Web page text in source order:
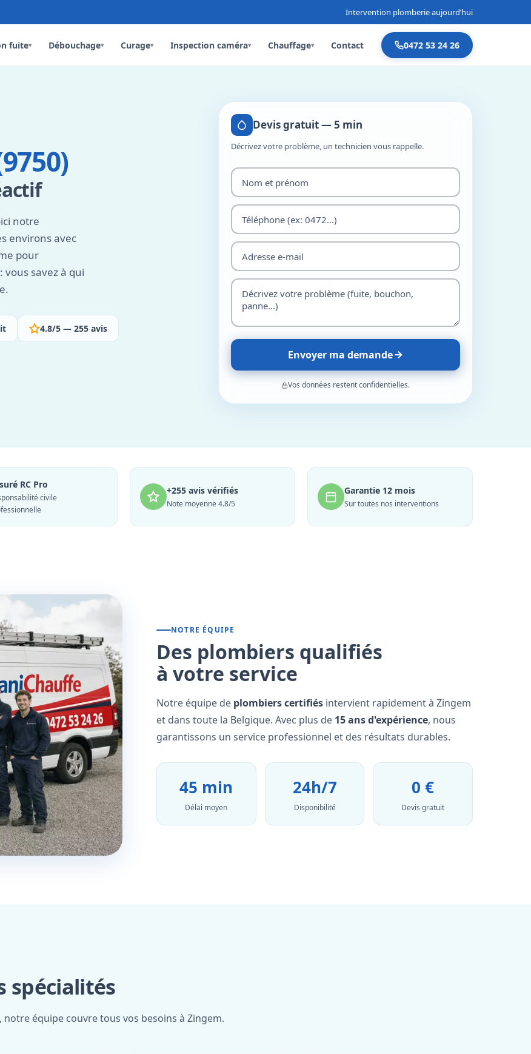
Intervention plomberie aujourd’hui
fuite▾ Débouchage▾ Curage▾ Inspection caméra▾ Chauffage▾ Contact 0472 53 24 26
notre
environs avec
pour
savez à qui
4.8/5 — 255 avis
Devis gratuit — 5 min
Décrivez votre problème, un technicien vous rappelle.
Envoyer ma demande
Vos données restent confidentielles.
RC Pro
civile
+255 avis vérifiés
Note moyenne 4.8/5
Garantie 12 mois
Sur toutes nos interventions
NOTRE ÉQUIPE
Des plombiers qualifiés
à votre service
Notre équipe de plombiers certifiés intervient rapidement à Zingem
et dans toute la Belgique. Avec plus de 15 ans d'expérience, nous
garantissons un service professionnel et des résultats durables.
45 min
Délai moyen
24h/7
Disponibilité
0 €
Devis gratuit
spécialités
équipe couvre tous vos besoins à Zingem.